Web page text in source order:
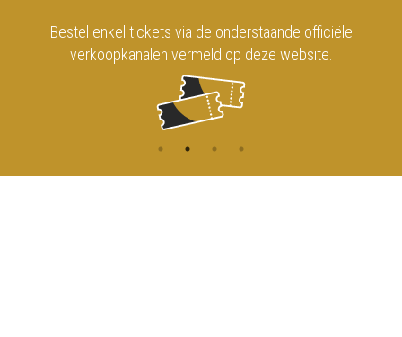
Bestel enkel tickets via de onderstaande officiële
verkoopkanalen vermeld op deze website.